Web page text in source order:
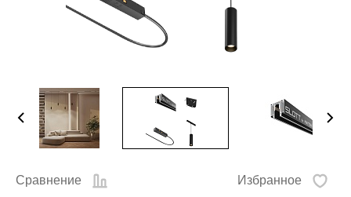
Сравнение Избранное